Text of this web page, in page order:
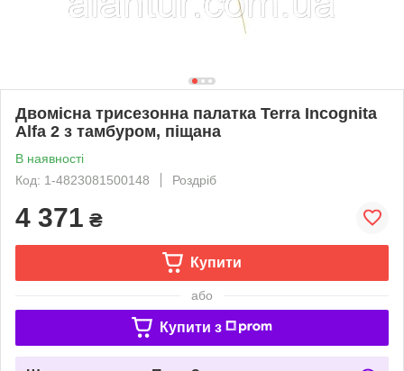
Двомісна трисезонна палатка Terra Incognita
Alfa 2 з тамбуром, піщана
В наявності
Код: 1-4823081500148
Роздріб
4 371 ₴
Купити
або
Купити з